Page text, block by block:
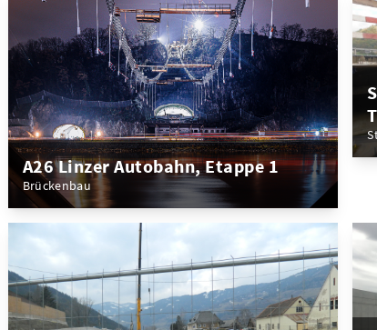
A26 Linzer Autobahn, Etappe 1
Brückenbau